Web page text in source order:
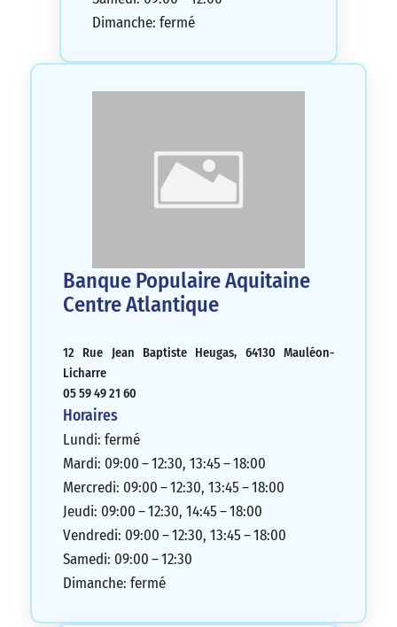
Dimanche: fermé
Banque Populaire Aquitaine
Centre Atlantique
12 Rue Jean Baptiste Heugas, 64130 Mauléon-
Licharre
05 59 49 21 60
Horaires
Lundi: fermé
Mardi: 09:00 – 12:30, 13:45 – 18:00
Mercredi: 09:00 – 12:30, 13:45 – 18:00
Jeudi: 09:00 – 12:30, 14:45 – 18:00
Vendredi: 09:00 – 12:30, 13:45 – 18:00
Samedi: 09:00 – 12:30
Dimanche: fermé